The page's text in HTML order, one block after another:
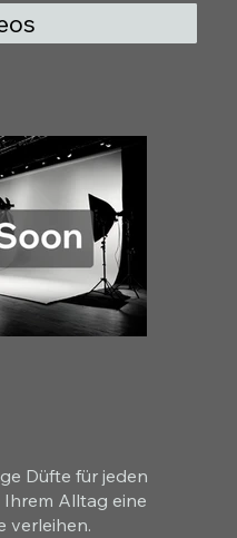
Düfte für jeden
Ihrem Alltag eine
verleihen.